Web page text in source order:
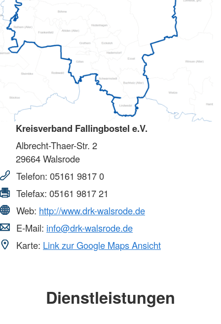
Kreisverband Fallingbostel e.V.
Albrecht-Thaer-Str. 2
29664Walsrode
Telefon: 05161 9817 0
Telefax: 05161 9817 21
Web: http://www.drk-walsrode.de
E-Mail: info@drk-walsrode.de
Karte: Link zur Google Maps Ansicht
Dienstleistungen